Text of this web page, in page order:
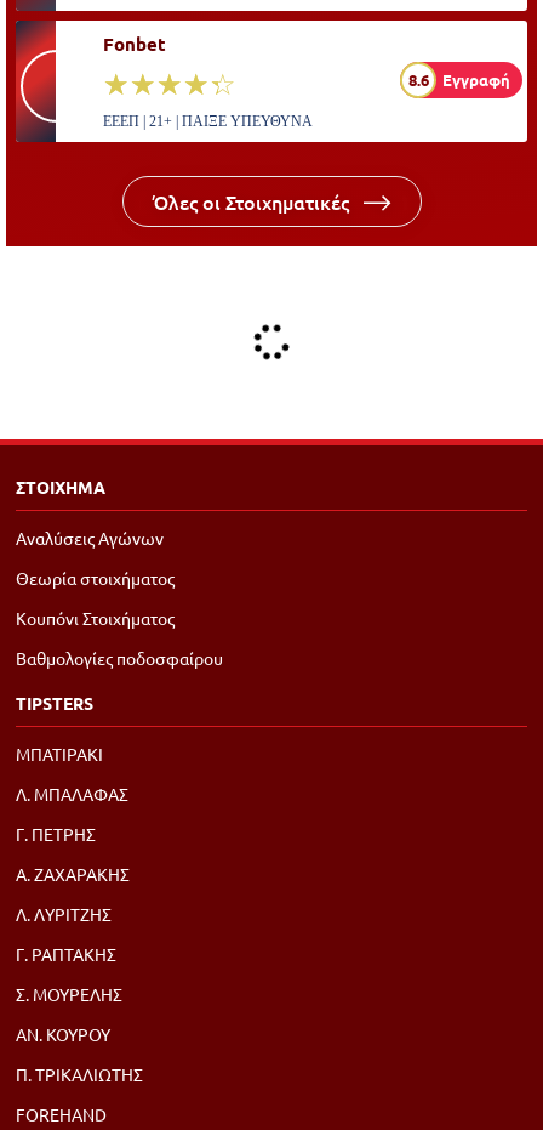
Fonbet
☆☆☆☆☆
★★★★★ 8.6 Εγγραφή
ΕΕΕΠ | 21+ | ΠΑΙΞΕ ΥΠΕΥΘΥΝΑ
Όλες οι Στοιχηματικές
ΣΤΟΙΧΗΜΑ
Αναλύσεις Αγώνων
Θεωρία στοιχήματος
Κουπόνι Στοιχήματος
Βαθμολογίες ποδοσφαίρου
TIPSTERS
ΜΠΑΤΙΡΑΚΙ
Λ. ΜΠΑΛΑΦΑΣ
Γ. ΠΕΤΡΗΣ
Α. ΖΑΧΑΡΑΚΗΣ
Λ. ΛΥΡΙΤΖΗΣ
Γ. ΡΑΠΤΑΚΗΣ
Σ. ΜΟΥΡΕΛΗΣ
ΑΝ. ΚΟΥΡΟΥ
Π. ΤΡΙΚΑΛΙΩΤΗΣ
FOREHAND